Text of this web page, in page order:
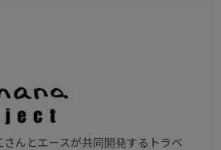
んとエースが共同開発するトラベ